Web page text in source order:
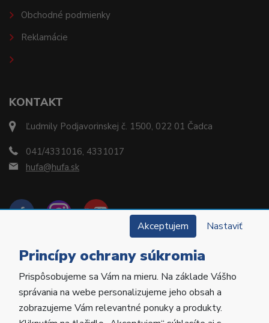
KONTAKT
Ľudmily Podjavorinskej č. 1500, 022 01 Čadca
041/4331016, 4331017
hufa@hufa.sk
Obchodné podmienky
Reklamácie
Copyright © 2022 Hu-Fa Dental a.s. Všetky práva
vyhradené.
Akceptujem Nastaviť
Princípy ochrany súkromia
Prispôsobujeme sa Vám na mieru. Na základe Vášho
správania na webe personalizujeme jeho obsah a
zobrazujeme Vám relevantné ponuky a produkty.